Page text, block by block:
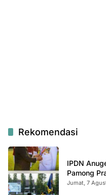
Rekomendasi
IPDN
Pamong
Jumat, 7